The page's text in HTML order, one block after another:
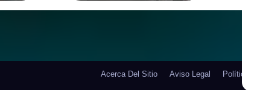
Acerca Del Sitio Aviso Legal Política de